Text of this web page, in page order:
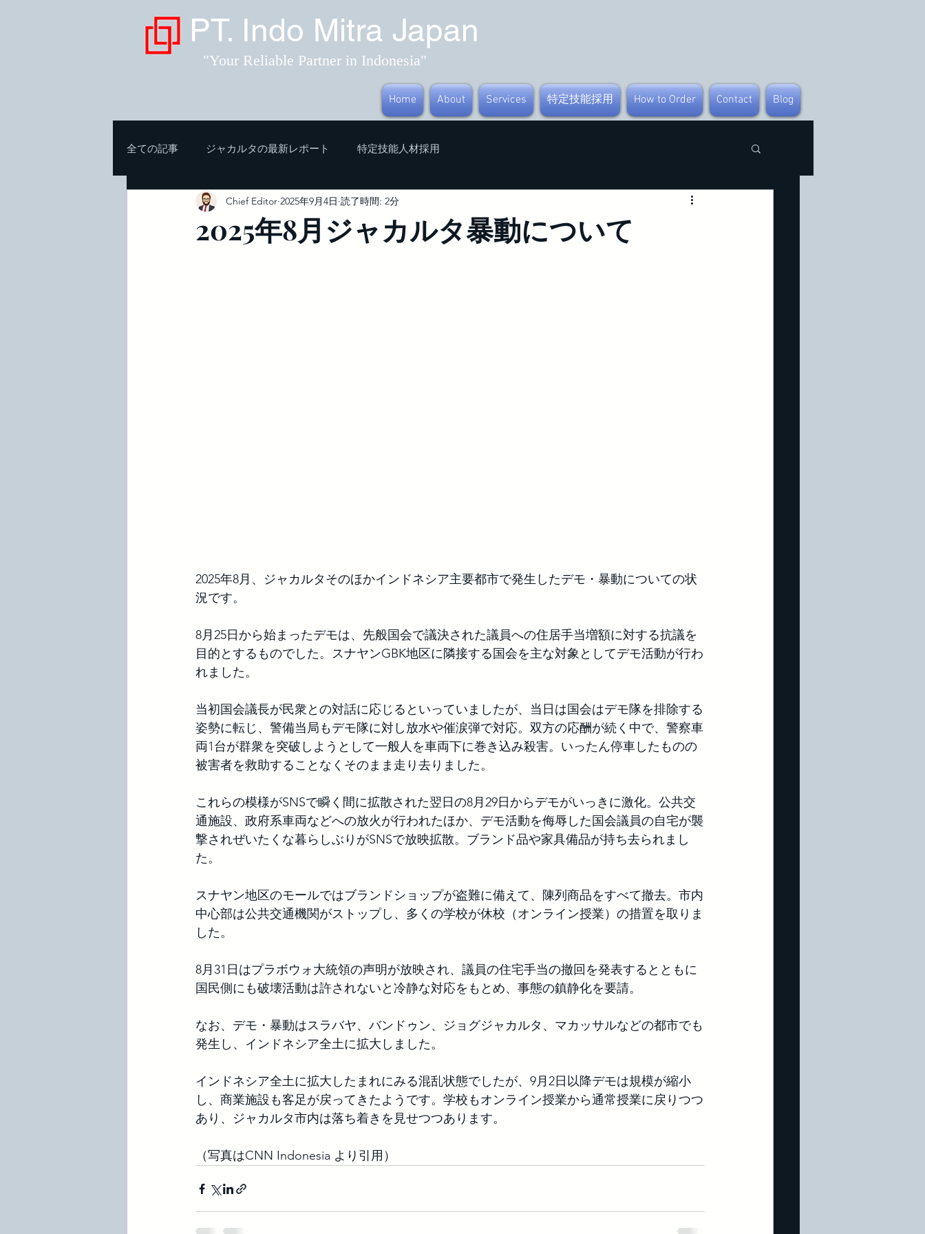
PT. Indo Mitra Japan
"Your Reliable Partner in Indonesia"
Home About Services 特定技能採用 How to Order Contact Blog
全ての記事 ジャカルタの最新レポート 特定技能人材採用
2025年8月ジャカルタ暴動について
Chief Editor 2025年9月4日 読了時間: 2分
2025年8月、ジャカルタそのほかインドネシア主要都市で発生したデモ・暴動についての状
況です。
8月25日から始まったデモは、先般国会で議決された議員への住居手当増額に対する抗議を
目的とするものでした。スナヤンGBK地区に隣接する国会を主な対象としてデモ活動が行わ
れました。
当初国会議長が民衆との対話に応じるといっていましたが、当日は国会はデモ隊を排除する
姿勢に転じ、警備当局もデモ隊に対し放水や催涙弾で対応。双方の応酬が続く中で、警察車
両1台が群衆を突破しようとして一般人を車両下に巻き込み殺害。いったん停車したものの
被害者を救助することなくそのまま走り去りました。
これらの模様がSNSで瞬く間に拡散された翌日の8月29日からデモがいっきに激化。公共交
通施設、政府系車両などへの放火が行われたほか、デモ活動を侮辱した国会議員の自宅が襲
撃されぜいたくな暮らしぶりがSNSで放映拡散。ブランド品や家具備品が持ち去られまし
た。
スナヤン地区のモールではブランドショップが盗難に備えて、陳列商品をすべて撤去。市内
中心部は公共交通機関がストップし、多くの学校が休校（オンライン授業）の措置を取りま
した。
8月31日はプラボウォ大統領の声明が放映され、議員の住宅手当の撤回を発表するとともに
国民側にも破壊活動は許されないと冷静な対応をもとめ、事態の鎮静化を要請。
なお、デモ・暴動はスラバヤ、バンドゥン、ジョグジャカルタ、マカッサルなどの都市でも
発生し、インドネシア全土に拡大しました。
インドネシア全土に拡大したまれにみる混乱状態でしたが、9月2日以降デモは規模が縮小
し、商業施設も客足が戻ってきたようです。学校もオンライン授業から通常授業に戻りつつ
あり、ジャカルタ市内は落ち着きを見せつつあります。
（写真はCNN Indonesia より引用）